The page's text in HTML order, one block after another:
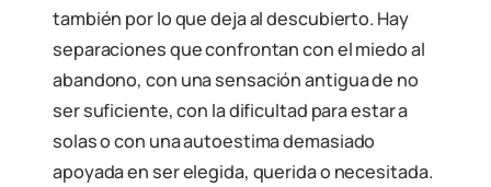
también por lo que deja al descubierto. Hay
separaciones que confrontan con el miedo al
abandono, con una sensación antigua de no
ser suficiente, con la dificultad para estar a
solas o con una autoestima demasiado
apoyada en ser elegida, querida o necesitada.